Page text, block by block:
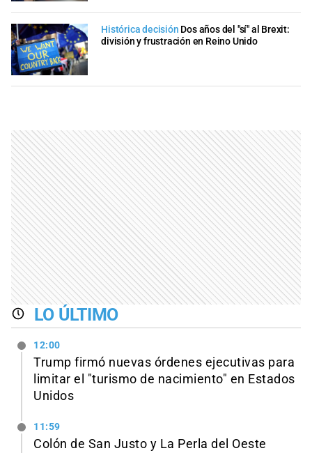
Histórica decisión Dos años del "sí" al Brexit:
división y frustración en Reino Unido
LO ÚLTIMO
12:00
Trump firmó nuevas órdenes ejecutivas para
limitar el "turismo de nacimiento" en Estados
Unidos
11:59
Colón de San Justo y La Perla del Oeste